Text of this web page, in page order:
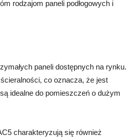
rodzajom paneli podłogowych i
paneli dostępnych na rynku.
co oznacza, że jest
idealne do pomieszczeń o dużym
charakteryzują się również